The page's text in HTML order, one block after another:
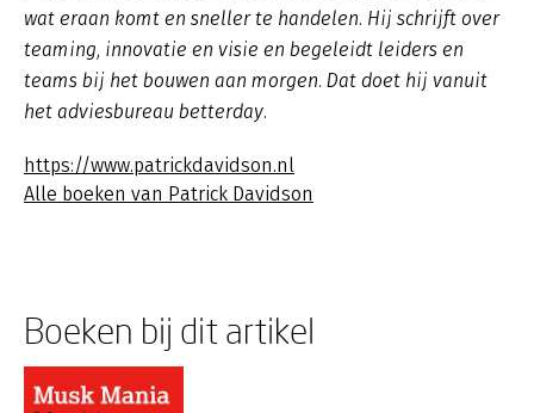
wat eraan komt en sneller te handelen. Hij schrijft over
teaming, innovatie en visie en begeleidt leiders en
teams bij het bouwen aan morgen. Dat doet hij vanuit
het adviesbureau betterday.
https://www.patrickdavidson.nl
Alle boeken van Patrick Davidson
Boeken bij dit artikel